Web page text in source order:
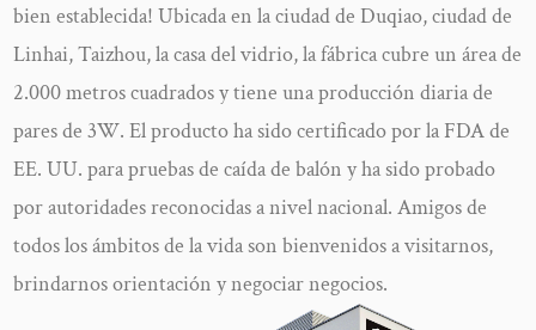
bien establecida! Ubicada en la ciudad de Duqiao, ciudad de
Linhai, Taizhou, la casa del vidrio, la fábrica cubre un área de
2.000 metros cuadrados y tiene una producción diaria de
pares de 3W. El producto ha sido certificado por la FDA de
EE. UU. para pruebas de caída de balón y ha sido probado
por autoridades reconocidas a nivel nacional. Amigos de
todos los ámbitos de la vida son bienvenidos a visitarnos,
brindarnos orientación y negociar negocios.